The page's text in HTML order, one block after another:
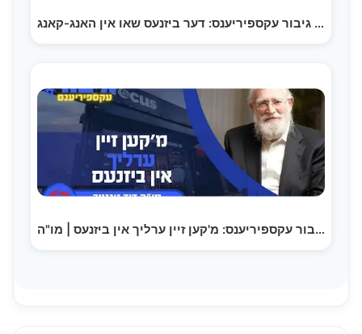
גיבור עקספיריענס: דער ביזנעס שאו אין האנג-קאנג |…
גיבור עקספיריענס: מ'קען זיין ערליך אין ביזנעס | מו"ה…